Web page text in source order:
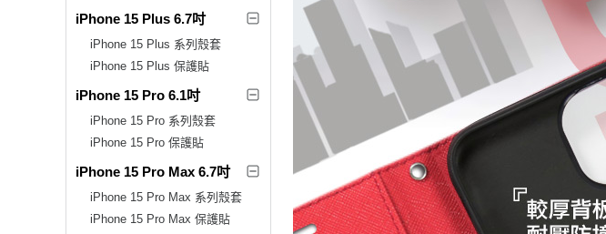
iPhone 15 Plus 6.7吋
iPhone 15 Plus 系列殼套
iPhone 15 Plus 保護貼
iPhone 15 Pro 6.1吋
iPhone 15 Pro 系列殼套
iPhone 15 Pro 保護貼
iPhone 15 Pro Max 6.7吋
iPhone 15 Pro Max 系列殼套
iPhone 15 Pro Max 保護貼